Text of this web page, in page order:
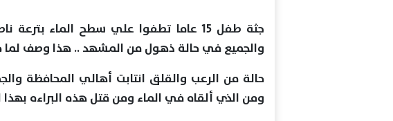
جثة طفل 15 عاما تطفوا علي سطح الماء بترعة
والجميع في حالة ذهول من المشهد .. هذا وصف لما
حالة من الرعب والقلق انتابت أهالي المحافظة
ومن الذي ألقاه في الماء ومن قتل هذه البراءه